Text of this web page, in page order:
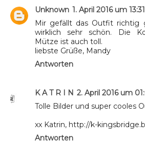
Unknown 1. April 2016 um 13:31
Mir gefällt das Outfit richtig
wirklich sehr schön. Die
Mütze ist auch toll.
liebste Grüße, Mandy
Antworten
K A T R I N 2. April 2016 um
Tolle Bilder und super cooles
xx Katrin, http://k-
Antworten